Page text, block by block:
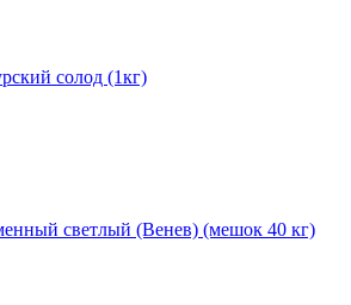
солод (1кг)
светлый (Венев) (мешок 40 кг)